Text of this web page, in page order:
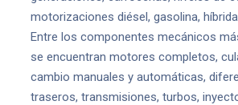
motorizaciones diésel, gasolina,
Entre los componentes mecánicos
se encuentran motores completos,
cambio manuales y automáticas,
traseros, transmisiones, turbos,